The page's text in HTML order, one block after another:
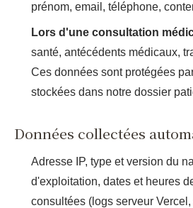
prénom, email, téléphone,
Lors d'une consultation
santé, antécédents médicaux,
Ces données sont protégées
stockées dans notre dossier
Données collectées
Adresse IP, type et version du
d'exploitation, dates et heures
consultées (logs serveur